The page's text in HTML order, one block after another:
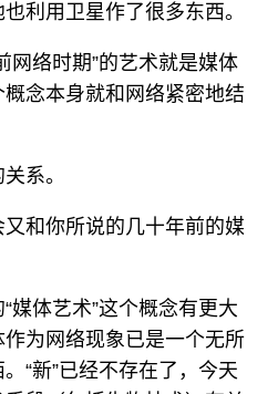
利用卫星作了很多东西。
网络时期”的艺术就是媒体
念本身就和网络紧密地结
系。
又和你所说的几十年前的媒
媒体艺术”这个概念有更大
为网络现象已是一个无所
“新”已经不存在了，今天